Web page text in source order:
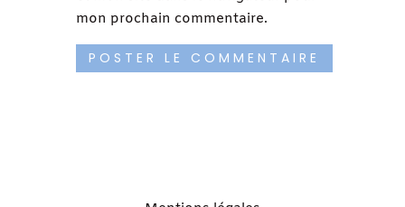
mon prochain commentaire.